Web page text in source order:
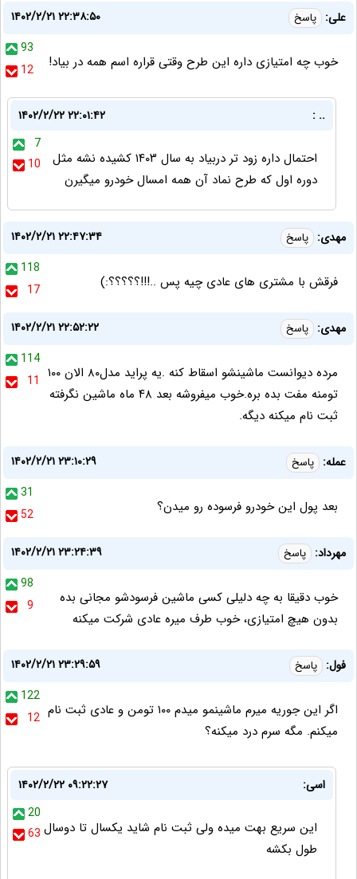
علی: پاسخ
۱۴۰۲/۲/۲۱ ۲۲:۳۸:۵۰
93
12
خوب چه امتیازی داره این طرح وقتی قراره اسم همه در بیاد!
.. :
۱۴۰۲/۲/۲۲ ۲۲:۰۱:۴۲
7
10
احتمال داره زود تر دربیاد به سال ۱۴۰۳ کشیده نشه مثل
دوره اول که طرح نماد آن همه امسال خودرو میگیرن
مهدی: پاسخ
۱۴۰۲/۲/۲۱ ۲۲:۴۷:۳۴
118
17
فرقش با مشتری های عادی چیه پس ..!!!؟؟؟؟؟:)
مهدی: پاسخ
۱۴۰۲/۲/۲۱ ۲۲:۵۲:۲۲
114
11 مرده دیوانست ماشینشو اسقاط کنه .یه پراید مدل۸۰ الان ۱۰۰
تومنه مفت بده بره.خوب میفروشه بعد ۴۸ ماه ماشین نگرفته
ثبت نام میکنه دیگه.
عمله: پاسخ
۱۴۰۲/۲/۲۱ ۲۳:۱۰:۲۹
31
52
بعد پول این خودرو فرسوده رو میدن؟
مهرداد: پاسخ
۱۴۰۲/۲/۲۱ ۲۳:۲۴:۳۹
98
9
خوب دقیقا به چه دلیلی کسی ماشین فرسودشو مجانی بده
بدون هیچ امتیازی، خوب طرف میره عادی شرکت میکنه
فول: پاسخ
۱۴۰۲/۲/۲۱ ۲۳:۲۹:۵۹
122
12 اگر این جوریه میرم ماشینمو میدم ۱۰۰ تومن و عادی ثبت نام
میکنم. مگه سرم درد میکنه؟
اسی:
۱۴۰۲/۲/۲۲ ۰۹:۲۲:۲۷
20
63 این سریع بهت میده ولی ثبت نام شاید یکسال تا دوسال
طول بکشه